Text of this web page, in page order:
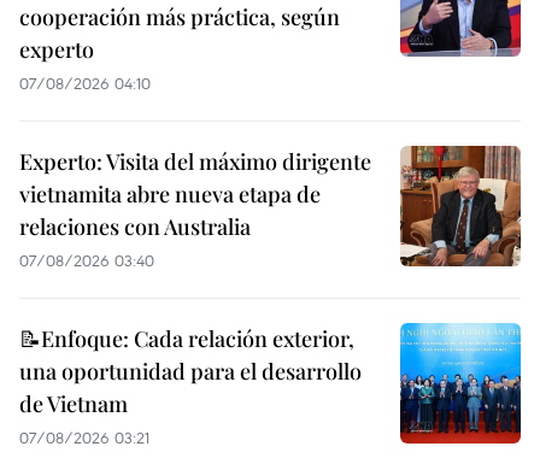
cooperación más práctica, según
experto
07/08/2026 04:10
Experto: Visita del máximo dirigente
vietnamita abre nueva etapa de
relaciones con Australia
07/08/2026 03:40
📝Enfoque: Cada relación exterior,
una oportunidad para el desarrollo
de Vietnam
07/08/2026 03:21